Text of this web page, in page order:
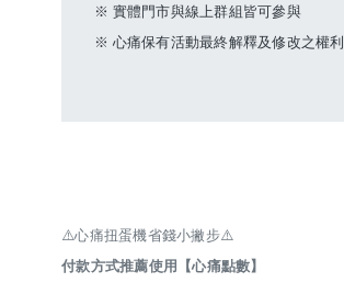
※ 實體門市與線上群組皆可參與
※ 心痛保有活動最終解釋及修改之權利
⚠️心痛扭蛋機省錢小撇步⚠️
付款方式推薦使用【心痛點數】